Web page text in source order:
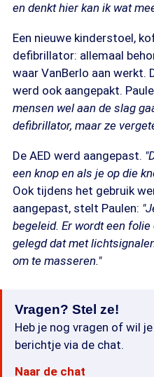
en denkt hier kan ik wat
Een nieuwe kinderstoel,
defibrillator: allemaal
waar VanBerlo aan werkt.
werd ook aangepakt.
mensen wel aan de slag
defibrillator, maar ze
De AED werd aangepast.
een knop en als je op die
Ook tijdens het gebruik
aangepast, stelt Paulen:
begeleid. Er wordt een
gelegd dat met
om te masseren."
Vragen? Stel ze!
Heb je nog vragen of wil
berichtje via de chat.
Naar de chat